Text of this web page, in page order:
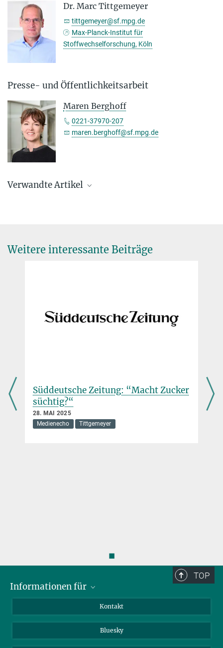
Dr. Marc Tittgemeyer
tittgemeyer@sf.mpg.de
Max-Planck-Institut für
Stoffwechselforschung, Köln
Presse- und Öffentlichkeitsarbeit
Maren Berghoff
0221-37970-207
maren.berghoff@sf.mpg.de
Verwandte Artikel
Eine Vielzahl elektrischer und chemischer Signale sorgen dafür,
dass der Körper und das Gehirn in Fragen der Ernährung
Dessertmagen entsteht im Gehirn
26. MAI 2025
Nervenzellen, die uns signalisieren, dass wir satt sind, machen
Warum werden immer mehr Menschen fettleibig? Und welche
gesundheitlichen Folgen kann das haben? Hier beantworten wir
die wichtigsten Fragen rund um den Stoffwechsel
Weitere interessante Beiträge
Die Zeit: “Wie uns die Zucker-Fett-
Kombi beherrscht”
8. FEBRUAR 2025
Medienecho
Tittgemeyer
◼
TOP
Informationen für
Bewerbende
Forschende
Kontakt
Bluesky